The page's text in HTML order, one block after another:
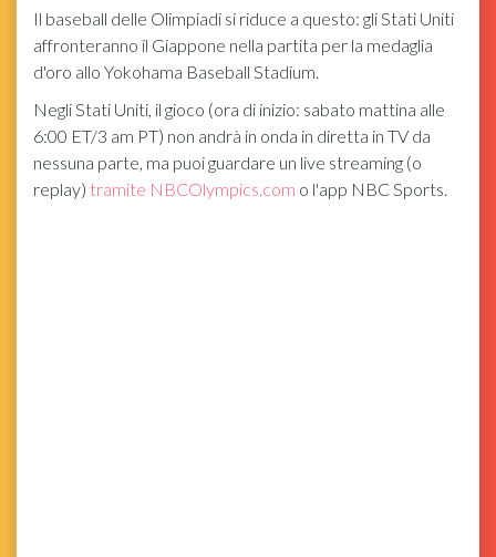
Il baseball delle Olimpiadi si riduce a questo: gli Stati Uniti
affronteranno il Giappone nella partita per la medaglia
d'oro allo Yokohama Baseball Stadium.
Negli Stati Uniti, il gioco (ora di inizio: sabato mattina alle
6:00 ET/3 am PT) non andrà in onda in diretta in TV da
nessuna parte, ma puoi guardare un live streaming (o
replay) tramite NBCOlympics.com o l'app NBC Sports.